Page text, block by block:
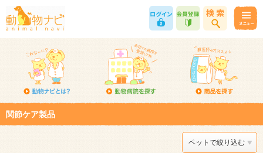
関節ケア製品
ペットで絞り込む